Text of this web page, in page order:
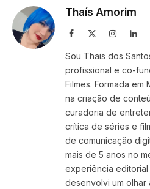
Thaís Amorim
Facebook Instagram
Sou Thais dos
profissional e co-
Filmes. Formada
na criação de
curadoria de
crítica de séries e
de comunicação
mais de 5 anos no
experiência
desenvolvi um olhar